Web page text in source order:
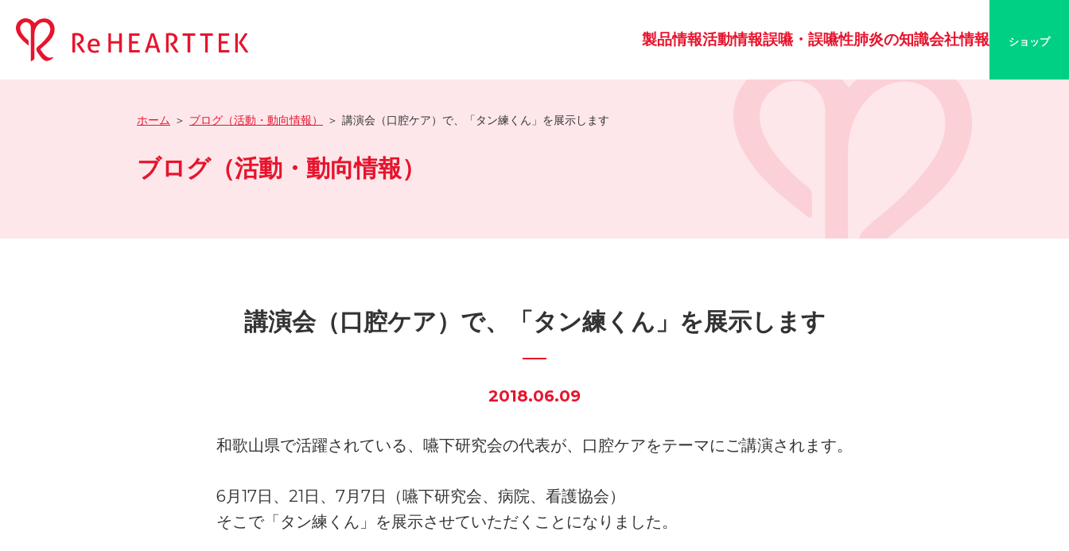
製品情報活動情報誤嚥・誤嚥性肺炎の知識会社情報 ショップ
ホーム ブログ（活動・動向情報） 講演会（口腔ケア）で、「タン練くん」を展示します
ブログ（活動・動向情報）
講演会（口腔ケア）で、「タン練くん」を展示します
2018.06.09
和歌山県で活躍されている、嚥下研究会の代表が、口腔ケアをテーマにご講演されます。
6月17日、21日、7月7日（嚥下研究会、病院、看護協会）
そこで「タン練くん」を展示させていただくことになりました。